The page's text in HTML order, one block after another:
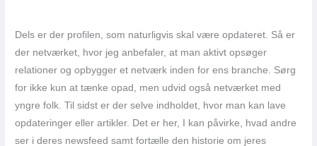
Dels er der profilen, som naturligvis skal være opdateret. Så er
der netværket, hvor jeg anbefaler, at man aktivt opsøger
relationer og opbygger et netværk inden for ens branche. Sørg
for ikke kun at tænke opad, men udvid også netværket med
yngre folk. Til sidst er der selve indholdet, hvor man kan lave
opdateringer eller artikler. Det er her, I kan påvirke, hvad andre
ser i deres newsfeed samt fortælle den historie om jeres